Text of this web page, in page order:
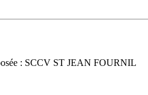
: SCCV ST JEAN FOURNIL